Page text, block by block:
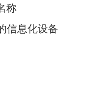
称
信息化设备